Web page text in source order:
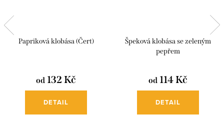
Papriková klobása (Čert)
od 132 Kč
DETAIL
Špeková klobása se zeleným
pepřem
od 114 Kč
DETAIL